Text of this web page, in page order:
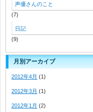
声優さんのこと
(7)
日記
(9)
月別アーカイブ
2012年4月 (1)
2012年3月 (1)
2012年1月 (2)